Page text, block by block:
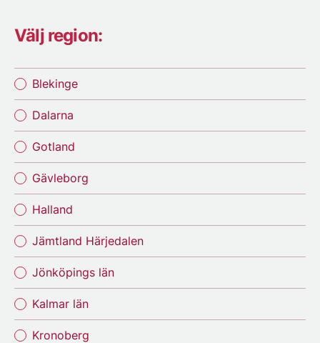
Välj region:
Blekinge
Dalarna
Gotland
Gävleborg
Halland
Jämtland Härjedalen
Jönköpings län
Kalmar län
Kronoberg